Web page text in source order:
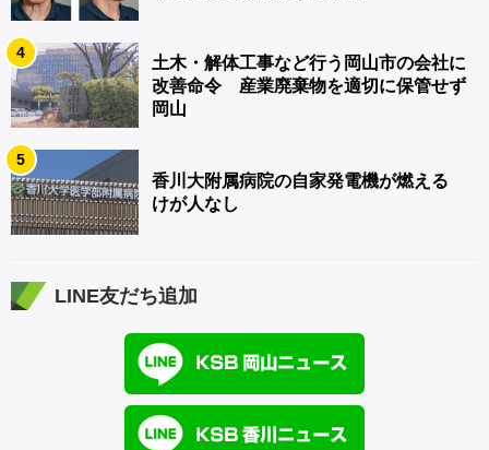
4
土木・解体工事など行う岡山市の会社に
改善命令 産業廃棄物を適切に保管せず
岡山
5
香川大附属病院の自家発電機が燃える
けが人なし
LINE友だち追加